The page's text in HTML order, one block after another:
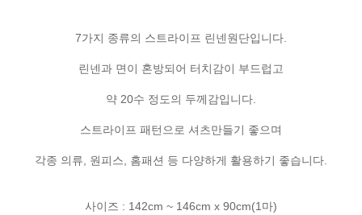
7가지 종류의 스트라이프 린넨원단입니다.
린넨과 면이 혼방되어 터치감이 부드럽고
약 20수 정도의 두께감입니다.
스트라이프 패턴으로 셔츠만들기 좋으며
각종 의류, 원피스, 홈패션 등 다양하게 활용하기 좋습니다.
사이즈 : 142cm ~ 146cm x 90cm(1마)